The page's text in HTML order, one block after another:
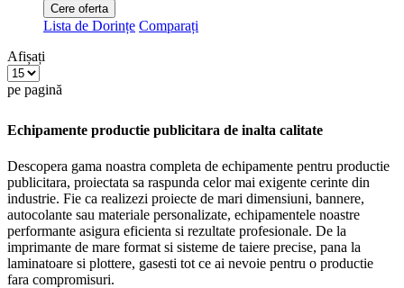
Cere oferta
Lista de Dorințe Comparați
Afișați
pe pagină
Echipamente productie publicitara de inalta calitate
Descopera gama noastra completa de echipamente pentru productie
publicitara, proiectata sa raspunda celor mai exigente cerinte din
industrie. Fie ca realizezi proiecte de mari dimensiuni, bannere,
autocolante sau materiale personalizate, echipamentele noastre
performante asigura eficienta si rezultate profesionale. De la
imprimante de mare format si sisteme de taiere precise, pana la
laminatoare si plottere, gasesti tot ce ai nevoie pentru o productie
fara compromisuri.